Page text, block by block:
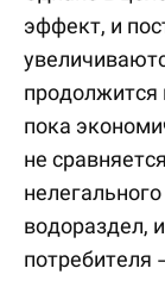
эффект, и
продолжится
пока
не
водораздел,
потребителя